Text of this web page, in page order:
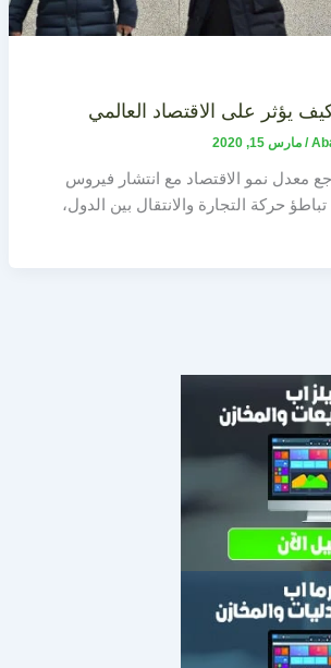
يؤثر على الاقتصاد العالمي
/ مارس 15, 2020
معدل نمو الاقتصاد مع انتشار فيروس
حركة التجارة والانتقال بين الدول،